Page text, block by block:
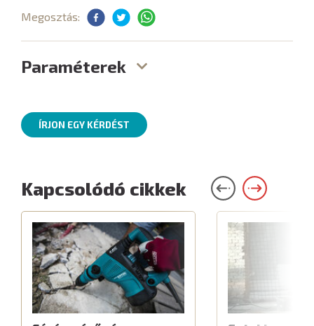
Megosztás:
Paraméterek
ÍRJON EGY KÉRDÉST
Kapcsolódó cikkek